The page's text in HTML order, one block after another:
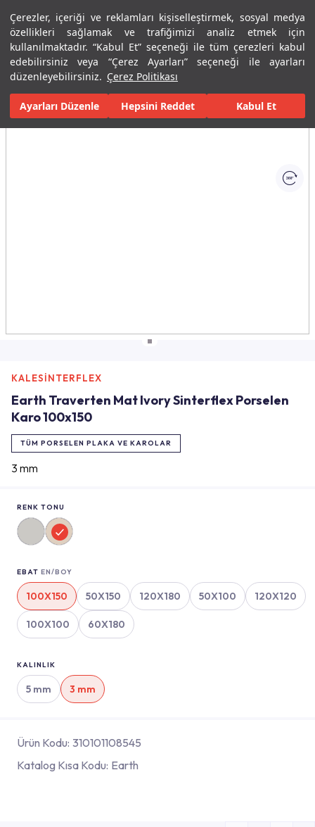
Çerezler, içeriği ve reklamları kişiselleştirmek, sosyal medya
özellikleri sağlamak ve trafiğimizi analiz etmek için
kullanılmaktadır. “Kabul Et” seçeneği ile tüm çerezleri kabul
edebilirsiniz veya “Çerez Ayarları” seçeneği ile ayarları
düzenleyebilirsiniz. Çerez Politikası
Ayarları Düzenle Hepsini Reddet Kabul Et
Menü Menü
Ana Sayfa Karolar Porselen Plaka ve Karolar Tüm Porselen
Tüm Görseller(1)
KALESİNTERFLEX
Earth Traverten Mat Ivory Sinterflex Porselen
Karo 100x150
TÜM PORSELEN PLAKA VE KAROLAR
3 mm
RENK TONU
EBAT EN/BOY
100X150 50X150 120X180 50X100 120X120
100X100 60X180
KALINLIK
5 mm 3 mm
Ürün Kodu: 310101108545
Katalog Kısa Kodu: Earth